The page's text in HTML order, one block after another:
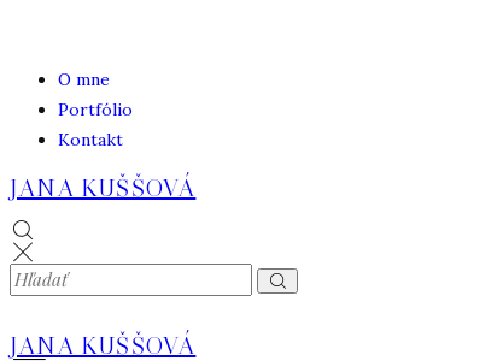
O mne
Portfólio
Kontakt
JANA KUŠŠOVÁ
JANA KUŠŠOVÁ